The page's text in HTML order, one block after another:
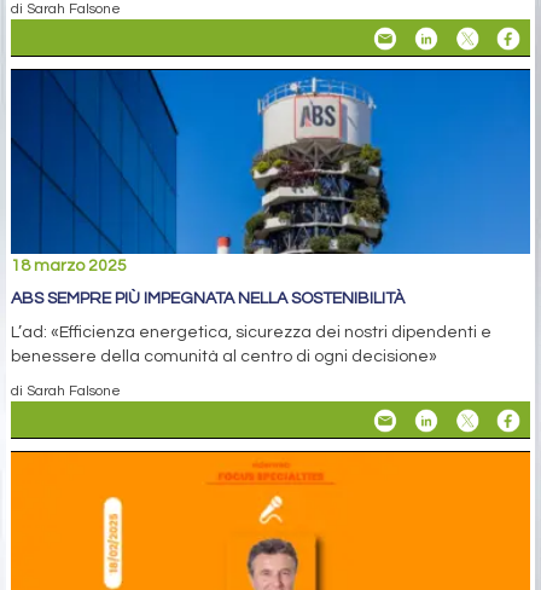
di Sarah Falsone
18 marzo 2025
ABS SEMPRE PIÙ IMPEGNATA NELLA SOSTENIBILITÀ
L’ad: «Efficienza energetica, sicurezza dei nostri dipendenti e
benessere della comunità al centro di ogni decisione»
di Sarah Falsone